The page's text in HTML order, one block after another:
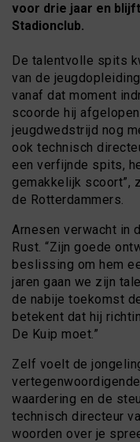
voor drie jaar en
Stadionclub.
De talentvolle spits
van de
vanaf dat moment
scoorde hij
jeugdwedstrijd nog
ook technisch
een verfijnde spits,
gemakkelijk scoort”,
de Rotterdammers.
Arnesen verwacht in
Rust. “Zijn goede
beslissing om hem
jaren gaan we zijn
de nabije toekomst
betekent dat hij
De Kuip moet.”
Zelf voelt de
waardering en de
technisch directeur
woorden over je